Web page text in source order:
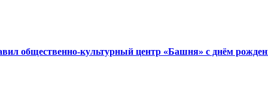
общественно-культурный центр «Башня» с днём